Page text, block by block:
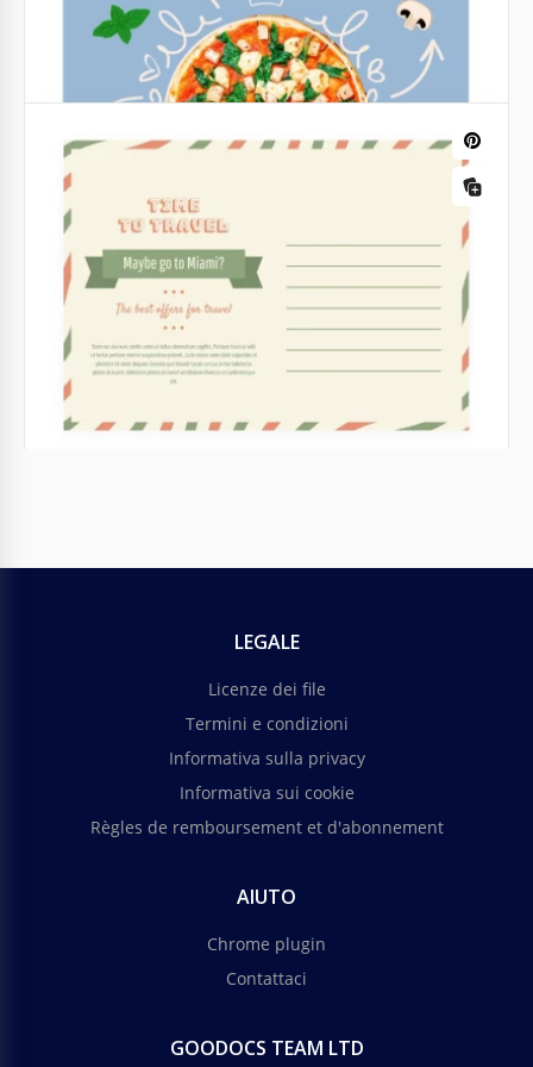
promozionale
Il nostro volantino ha un design eccezionale, il che
servizi con esso.
Poster del DJ
Poster per festa del DJ
Come puoi farlo? Con il nostro modello è facilissimo!
Sai come preparare una vera e propria pizza italiana
Tempo di Viaggiare Cartolina
LEGALE
Licenze dei file
Termini e condizioni
Informativa sulla privacy
Informativa sui cookie
Règles de remboursement et d'abonnement
AIUTO
Chrome plugin
Contattaci
GOODOCS TEAM LTD